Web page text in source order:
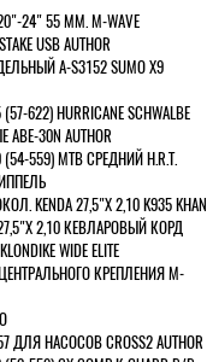
24" 55 ММ. M-WAVE
USB AUTHOR
A-S3152 SUMO X9
622) HURRICANE SCHWALBE
30N AUTHOR
559) MTB СРЕДНИЙ H.R.T.
KENDA 27,5"Х 2,10 K935 KHAN
2,10 КЕВЛАРОВЫЙ КОРД
WIDE ELITE
КРЕПЛЕНИЯ M-
ДЛЯ НАСОСОВ CROSS2 AUTHOR